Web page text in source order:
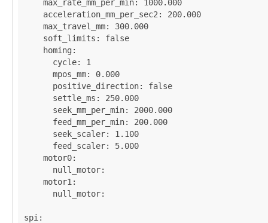
max_rate_mm_per_min: 1000.000
acceleration_mm_per_sec2 : 200.000
max_travel_mm: 300.000
soft_limits : false
homing :
cycle: 1
mpos_mm: 0.000
positive_direction: false
settle_ms : 250.000
seek_mm_per_min: 2000.000
feed_mm_per_min: 200.000
seek_scaler: 1.100
feed_scaler: 5.000
motor0:
null_motor:
motor1 :
null_motor:
spi :